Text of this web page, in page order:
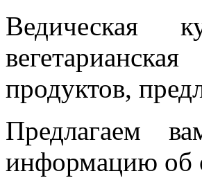
Ведическая
продуктов,
Предлагаем
информацию об